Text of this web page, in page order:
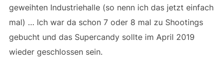
geweihten Industriehalle (so nenn ich das jetzt einfach
mal) … Ich war da schon 7 oder 8 mal zu Shootings
gebucht und das Supercandy sollte im April 2019
wieder geschlossen sein.